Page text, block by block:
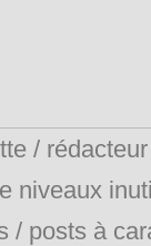
/
niveaux
/ posts à